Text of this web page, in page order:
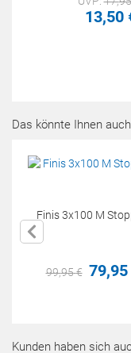
13,50
Das könnte Ihnen
Finis 3x100 M
99,95€ 79,95
Kunden haben sich